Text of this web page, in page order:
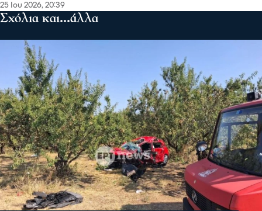
25 Ιου 2026, 20:39
Σχόλια και...άλλα